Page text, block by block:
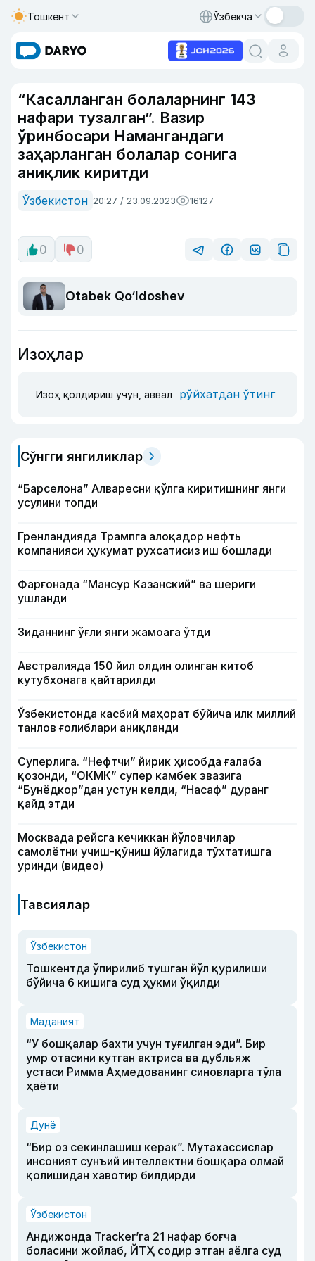
Тошкент Ўзбекча
“Касалланган болаларнинг 143
нафари тузалган”. Вазир
ўринбосари Намангандаги
заҳарланган болалар сонига
аниқлик киритди
Ўзбекистон 20:27 / 23.09.2023 16127
0 0
Otabek Qo‘ldoshev
Изоҳлар
Изоҳ қолдириш учун, аввал рўйхатдан ўтинг
Сўнгги янгиликлар
“Барселона” Алваресни қўлга киритишнинг янги
усулини топди
Гренландияда Трампга алоқадор нефть
компанияси ҳукумат рухсатисиз иш бошлади
Фарғонада “Мансур Казанский” ва шериги
ушланди
Зиданнинг ўғли янги жамоага ўтди
Австралияда 150 йил олдин олинган китоб
кутубхонага қайтарилди
Ўзбекистонда касбий маҳорат бўйича илк миллий
танлов ғолиблари аниқланди
Суперлига. “Нефтчи” йирик ҳисобда ғалаба
қозонди, “ОКМК” супер камбек эвазига
“Бунёдкор”дан устун келди, “Насаф” дуранг
қайд этди
Москвада рейсга кечиккан йўловчилар
самолётни учиш-қўниш йўлагида тўхтатишга
уринди (видео)
Тавсиялар
Ўзбекистон
Тошкентда ўпирилиб тушган йўл қурилиши
бўйича 6 кишига суд ҳукми ўқилди
Маданият
“У бошқалар бахти учун туғилган эди”. Бир
умр отасини кутган актриса ва дубльяж
устаси Римма Аҳмедованинг синовларга тўла
ҳаёти
Дунё
“Бир оз секинлашиш керак”. Мутахассислар
инсоният сунъий интеллектни бошқара олмай
қолишидан хавотир билдирди
Ўзбекистон
Андижонда Tracker’га 21 нафар боғча
боласини жойлаб, ЙТҲ содир этган аёлга суд